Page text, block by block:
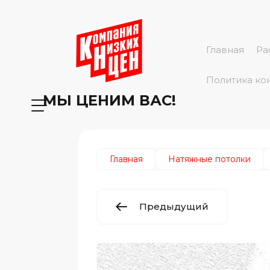
МЫ ЦЕНИМ ВАС!
Главная
Политика
Главная Натяжные потолки
Предыдущий